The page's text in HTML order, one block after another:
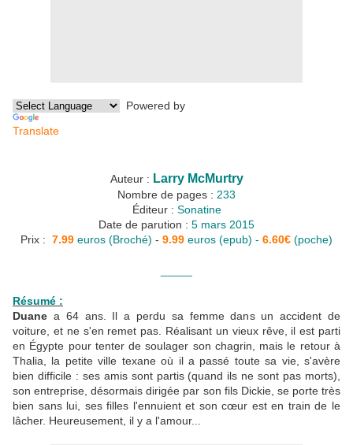
Powered by
Translate
Auteur : Larry McMurtry
Nombre de pages : 233
Éditeur : Sonatine
Date de parution : 5 mars 2015
Prix : 7.99 euros (Broché) - 9.99 euros (epub) - 6.60€ (poche)
Résumé :
Duane a 64 ans. Il a perdu sa femme dans un accident de
voiture, et ne s'en remet pas. Réalisant un vieux rêve, il est parti
en Égypte pour tenter de soulager son chagrin, mais le retour à
Thalia, la petite ville texane où il a passé toute sa vie, s'avère
bien difficile : ses amis sont partis (quand ils ne sont pas morts),
son entreprise, désormais dirigée par son fils Dickie, se porte très
bien sans lui, ses filles l'ennuient et son cœur est en train de le
lâcher. Heureusement, il y a l'amour...